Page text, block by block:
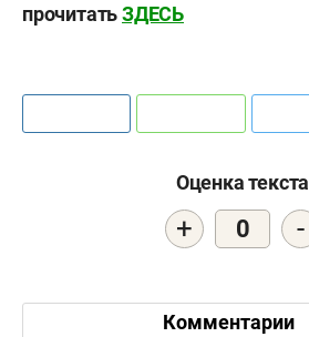
прочитатьЗДЕСЬ
Оценка текста
+ 0 -
Комментарии